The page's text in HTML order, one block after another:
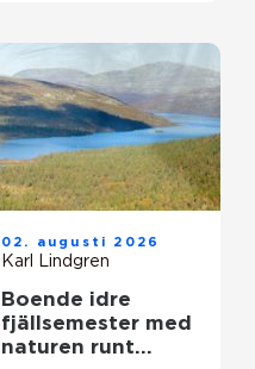
02. augusti 2026
Karl Lindgren
Boende idre
fjällsemester med
naturen runt